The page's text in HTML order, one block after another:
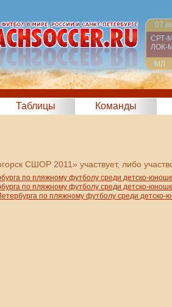
07
СРТ-М
ЛОК-М
МЛ
Таблицы Команды
СШОР 2011» участвует, либо
по пляжному футболу среди детско-
по пляжному футболу среди детско-
по пляжному футболу среди детско-